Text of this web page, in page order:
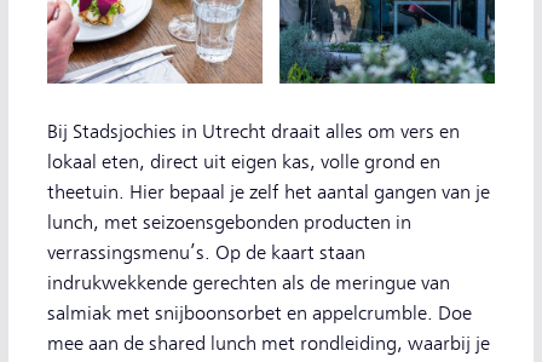
Bij Stadsjochies in Utrecht draait alles om vers en
lokaal eten, direct uit eigen kas, volle grond en
theetuin. Hier bepaal je zelf het aantal gangen van je
lunch, met seizoensgebonden producten in
verrassingsmenu’s. Op de kaart staan
indrukwekkende gerechten als de meringue van
salmiak met snijboonsorbet en appelcrumble. Doe
mee aan de shared lunch met rondleiding, waarbij je